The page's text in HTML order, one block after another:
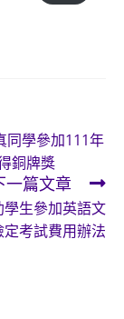
同學參加111年
銅牌獎
一篇文章
學生參加英語文
定考試費用辦法